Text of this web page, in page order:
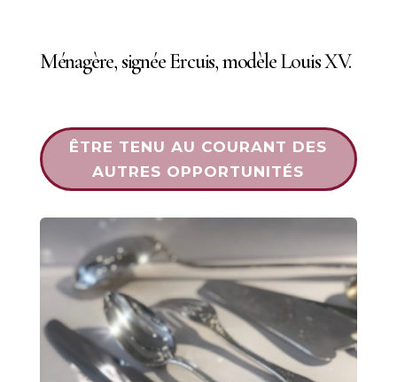
Ménagère, signée Ercuis, modèle Louis XV.
ÊTRE TENU AU COURANT DES
AUTRES OPPORTUNITÉS